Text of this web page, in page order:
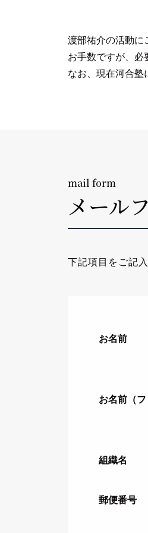
渡部祐介の活動に
お手数ですが、必
なお、現在河合塾
メール
下記項目をご記
お名前
お名前（フ
組織名
郵便番号